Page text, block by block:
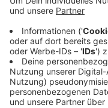
habe erkannt,
bietet. Sprecher
unter anderem
und Carsten
Veröffentlicht: